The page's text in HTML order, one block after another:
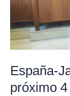
España-
próximo
de
diciembre
en
Jorge
Garbajosa